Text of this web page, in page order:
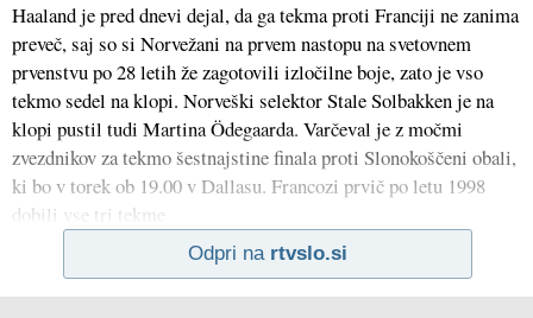
Haaland je pred dnevi dejal, da ga tekma proti Franciji ne zanima
preveč, saj so si Norvežani na prvem nastopu na svetovnem
prvenstvu po 28 letih že zagotovili izločilne boje, zato je vso
tekmo sedel na klopi. Norveški selektor Stale Solbakken je na
klopi pustil tudi Martina Ödegaarda. Varčeval je z močmi
zvezdnikov za tekmo šestnajstine finala proti Slonokoščeni obali,
ki bo v torek ob 19.00 v Dallasu. Francozi prvič po letu 1998
dobili vse tri tekme
Odpri na rtvslo.si